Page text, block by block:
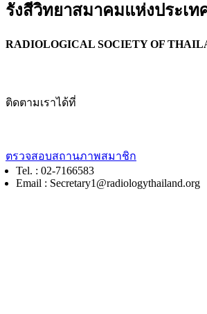
รังสีวิทยาสมาคมแห่งประเท
RADIOLOGICAL SOCIETY OF
ติดตามเราได้ที่
ตรวจสอบสถานภาพสมาชิก
Tel. : 02-7166583
Email : Secretary1@radiologythailand.org